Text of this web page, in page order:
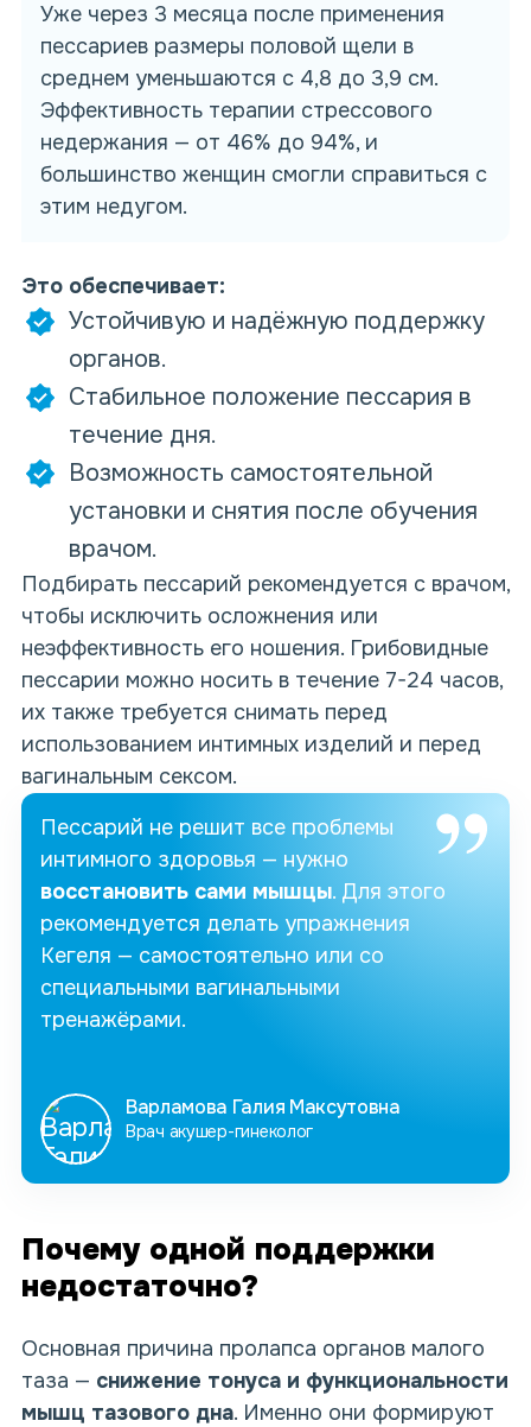
Уже через 3 месяца после применения
пессариев размеры половой щели в
среднем уменьшаются с 4,8 до 3,9 см.
Эффективность терапии стрессового
недержания — от 46% до 94%, и
большинство женщин смогли справиться с
этим недугом.
Это обеспечивает:
Устойчивую и надёжную поддержку
органов.
Стабильное положение пессария в
течение дня.
Возможность самостоятельной
установки и снятия после обучения
врачом.
Подбирать пессарий рекомендуется с врачом,
чтобы исключить осложнения или
неэффективность его ношения. Грибовидные
пессарии можно носить в течение 7-24 часов,
их также требуется снимать перед
использованием интимных изделий и перед
вагинальным сексом.
Пессарий не решит все проблемы
интимного здоровья — нужно
восстановить сами мышцы. Для этого
рекомендуется делать упражнения
Кегеля — самостоятельно или со
специальными вагинальными
тренажёрами.
Варламова Галия Максутовна
Врач акушер-гинеколог
Почему одной поддержки
недостаточно?
Основная причина пролапса органов малого
таза — снижение тонуса и функциональности
мышц тазового дна. Именно они формируют